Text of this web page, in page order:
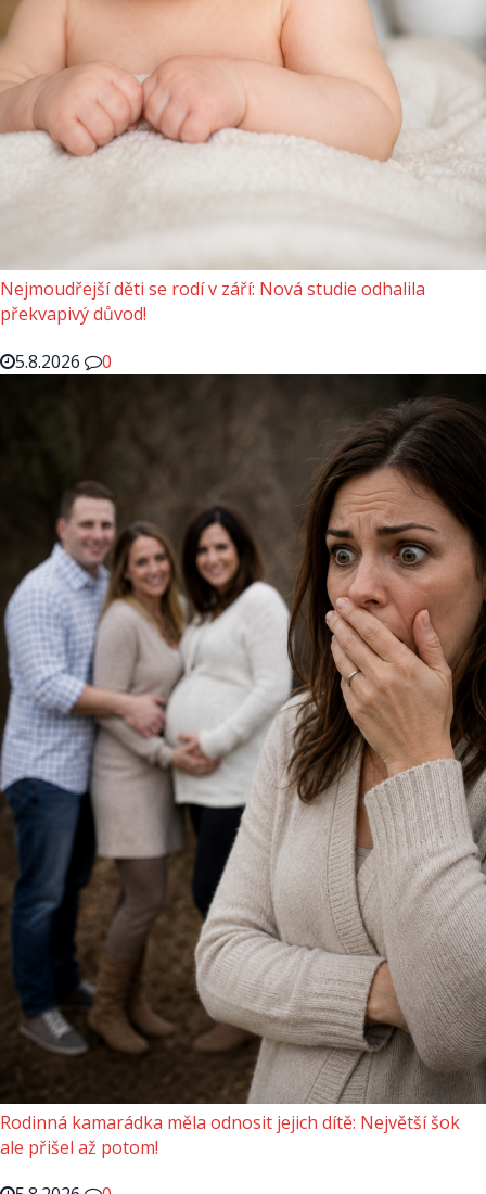
Nejmoudřejší děti se rodí v září: Nová studie odhalila
překvapivý důvod!
5.8.2026
0
Rodinná kamarádka měla odnosit jejich dítě: Největší šok
ale přišel až potom!